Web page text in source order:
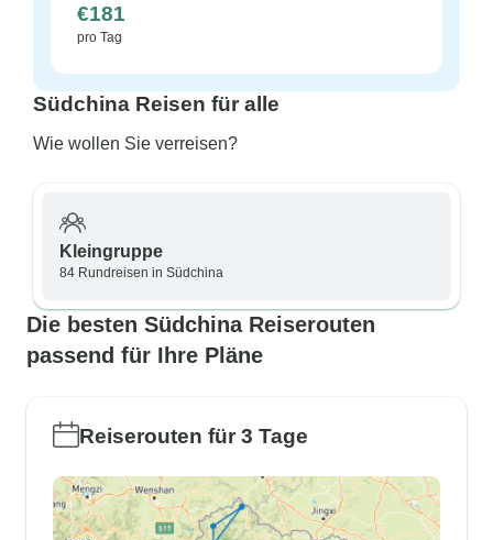
€181
pro Tag
Südchina Reisen für alle
Wie wollen Sie verreisen?
Kleingruppe
84 Rundreisen in Südchina
Die besten Südchina Reiserouten
passend für Ihre Pläne
Reiserouten für 3 Tage